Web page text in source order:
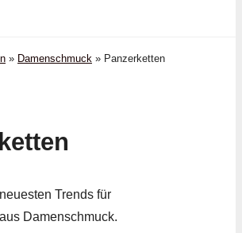
» Damenschmuck » Panzer­ketten
Trends für
aus Damenschmuck.